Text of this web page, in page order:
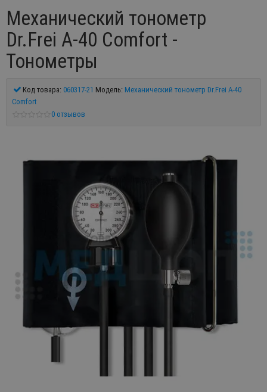
Механический тонометр
Dr.Frei A-40 Comfort -
Тонометры
Код товара: 060317-21 Модель: Механический тонометр Dr.Frei A-40
Comfort
0 отзывов